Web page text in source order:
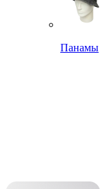
Панамы